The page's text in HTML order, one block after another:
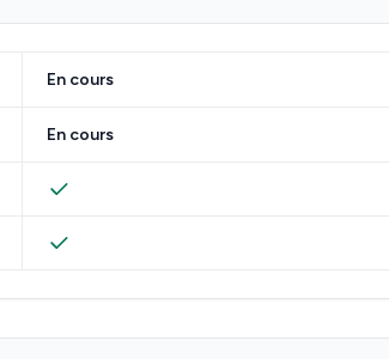
En cours
En cours